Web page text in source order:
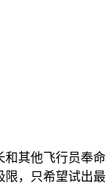
和其他飞行员奉命
限，只希望试出最